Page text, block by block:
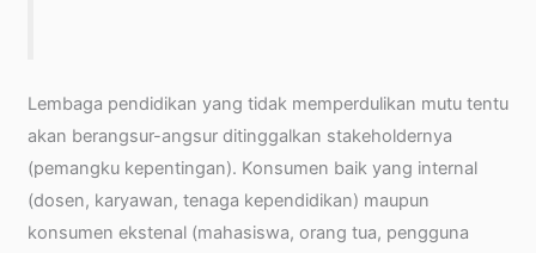
Lembaga pendidikan yang tidak memperdulikan mutu tentu
akan berangsur-angsur ditinggalkan stakeholdernya
(pemangku kepentingan). Konsumen baik yang internal
(dosen, karyawan, tenaga kependidikan) maupun
konsumen ekstenal (mahasiswa, orang tua, pengguna